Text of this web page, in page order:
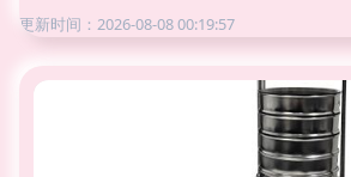
更新时间：2026-08-08 00:19:57